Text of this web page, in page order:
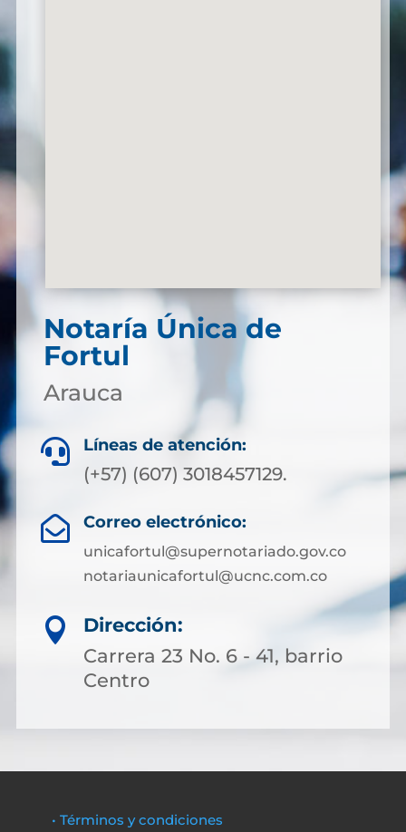
Notaría Única de
Fortul
Arauca
 Líneas de atención:
(+57) (607) 3018457129.
 Correo electrónico:
unicafortul@supernotariado.gov.co
notariaunicafortul@ucnc.com.co

Dirección:
Carrera 23 No. 6 - 41, barrio
Centro
• Términos y condiciones